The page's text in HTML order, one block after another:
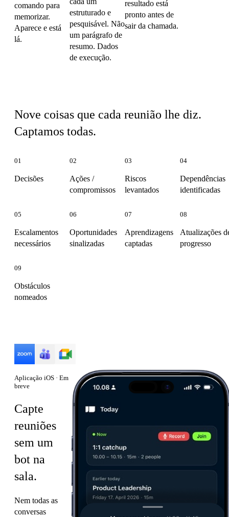
comando para
memorizar.
Aparece e está
lá.
estruturado e
pesquisável. Não
um parágrafo de
resumo. Dados
de execução.
resultado está
pronto antes de
sair da chamada.
Nove coisas que cada reunião lhe diz.
Captamos todas.
01
Decisões
02
Ações /
compromissos
03
Riscos
levantados
04
Dependências
identificadas
05
Escalamentos
necessários
06
Oportunidades
sinalizadas
07
Aprendizagens
captadas
08
Atualizações
progresso
09
Obstáculos
nomeados
Aplicação iOS · Em
breve
Capte
reuniões
sem um
bot na
sala.
Nem todas as
conversas